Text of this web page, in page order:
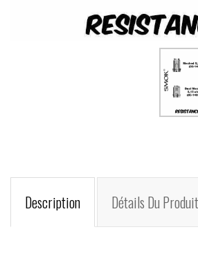
Description Détails Du Produit